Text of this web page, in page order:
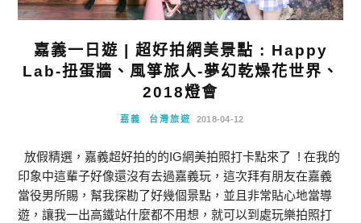
嘉義一日遊 | 超好拍網美景點 : Happy
Lab-扭蛋牆、風箏旅人-夢幻乾燥花世界、
2018燈會
嘉義 台灣旅遊 2018-04-12
放假精選，嘉義超好拍的的IG網美拍照打卡點來了 ! 在我的
印象中這輩子好像還沒有去過嘉義玩，這次拜有朋友在嘉義
當役男所賜，幫我探勘了好幾個景點，並且非常貼心地當導
遊，讓我一出高鐵站什麼都不用想，就可以到處玩樂拍照打